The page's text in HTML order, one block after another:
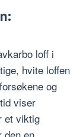
loff i
hvite loffen
og
viser
et viktig